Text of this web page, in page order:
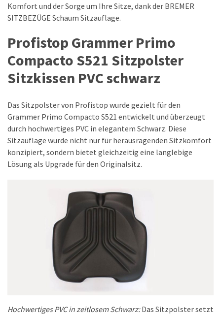
Komfort und der Sorge um Ihre Sitze, dank der BREMER
SITZBEZÜGE Schaum Sitzauflage.
Profistop Grammer Primo
Compacto S521 Sitzpolster
Sitzkissen PVC schwarz
Das Sitzpolster von Profistop wurde gezielt für den
Grammer Primo Compacto S521 entwickelt und überzeugt
durch hochwertiges PVC in elegantem Schwarz. Diese
Sitzauflage wurde nicht nur für herausragenden Sitzkomfort
konzipiert, sondern bietet gleichzeitig eine langlebige
Lösung als Upgrade für den Originalsitz.
Hochwertiges PVC in zeitlosem Schwarz:Das Sitzpolster setzt